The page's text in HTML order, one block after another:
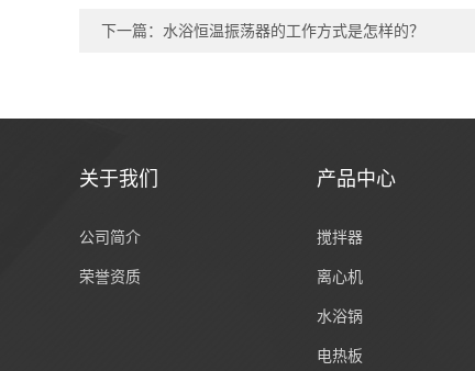
下一篇： 水浴恒温振荡器的工作方式是怎样的？
关于我们
公司简介
荣誉资质
产品中心
搅拌器
离心机
水浴锅
电热板